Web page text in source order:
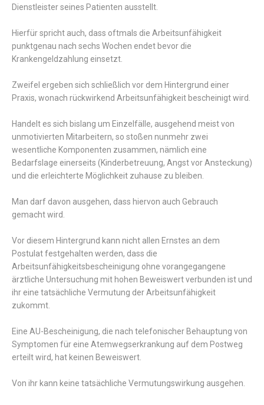
Dienstleister seines Patienten ausstellt.
Hierfür spricht auch, dass oftmals die Arbeitsunfähigkeit
punktgenau nach sechs Wochen endet bevor die
Krankengeldzahlung einsetzt.
Zweifel ergeben sich schließlich vor dem Hintergrund einer
Praxis, wonach rückwirkend Arbeitsunfähigkeit bescheinigt wird.
Handelt es sich bislang um Einzelfälle, ausgehend meist von
unmotivierten Mitarbeitern, so stoßen nunmehr zwei
wesentliche Komponenten zusammen, nämlich eine
Bedarfslage einerseits (Kinderbetreuung, Angst vor Ansteckung)
und die erleichterte Möglichkeit zuhause zu bleiben.
Man darf davon ausgehen, dass hiervon auch Gebrauch
gemacht wird.
Vor diesem Hintergrund kann nicht allen Ernstes an dem
Postulat festgehalten werden, dass die
Arbeitsunfähigkeitsbescheinigung ohne vorangegangene
ärztliche Untersuchung mit hohen Beweiswert verbunden ist und
ihr eine tatsächliche Vermutung der Arbeitsunfähigkeit
zukommt.
Eine AU-Bescheinigung, die nach telefonischer Behauptung von
Symptomen für eine Atemwegserkrankung auf dem Postweg
erteilt wird, hat keinen Beweiswert.
Von ihr kann keine tatsächliche Vermutungswirkung ausgehen.